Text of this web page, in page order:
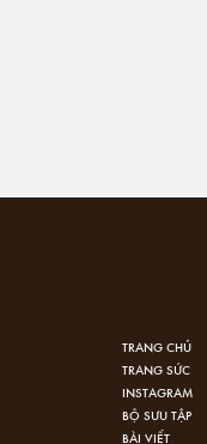
TRANG CHỦ
TRANG SỨC
INSTAGRAM
BỘ SƯU TẬP
BÀI VIẾT